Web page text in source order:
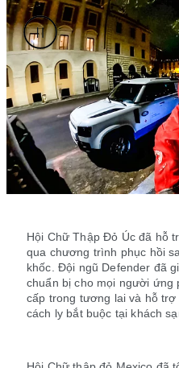
Hội Chữ Thập Đỏ Úc đã hỗ
qua chương trình phục hồi
khốc. Đội ngũ Defender đã
chuẩn bị cho mọi người ứng
cấp trong tương lai và hỗ
cách ly bắt buộc tại khách